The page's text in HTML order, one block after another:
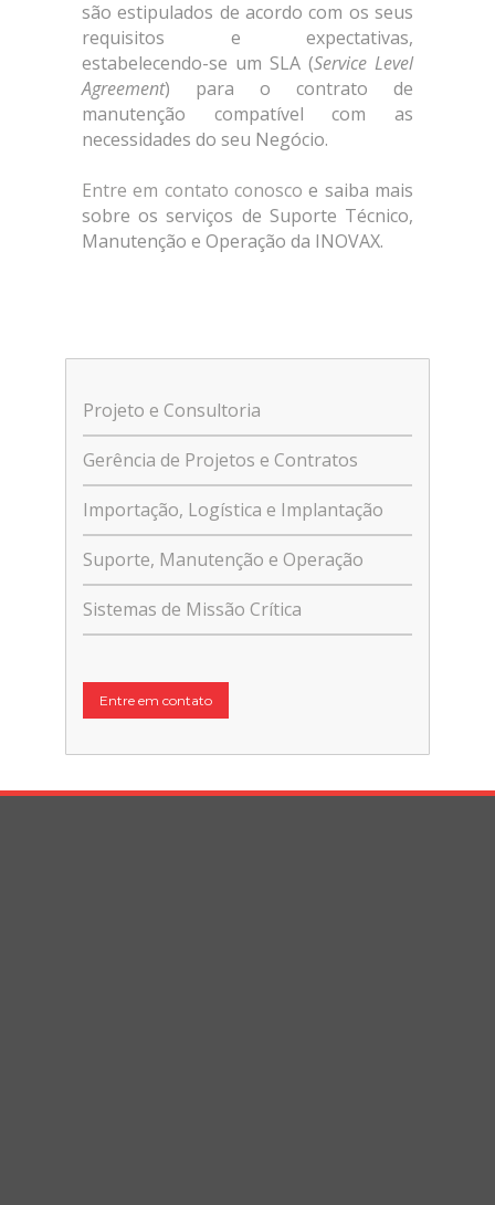
são estipulados de acordo com os seus
requisitos e expectativas,
estabelecendo-se um SLA (Service Level
Agreement) para o contrato de
manutenção compatível com as
necessidades do seu Negócio.
Entre em contato conosco e saiba mais
sobre os serviços de Suporte Técnico,
Manutenção e Operação da INOVAX.
Projeto e Consultoria
Gerência de Projetos e Contratos
Importação, Logística e Implantação
Suporte, Manutenção e Operação
Sistemas de Missão Crítica
Entre em contato